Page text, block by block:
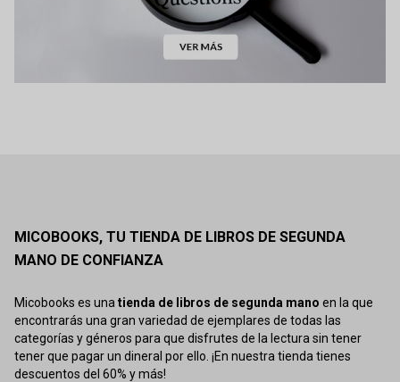
MICOBOOKS, TU TIENDA DE LIBROS DE SEGUNDA
MANO DE CONFIANZA
Micobooks es unatienda de libros de segunda mano en la que
encontrarás una gran variedad de ejemplares de todas las
categorías y géneros para que disfrutes de la lectura sin tener
tener que pagar un dineral por ello. ¡En nuestra tienda tienes
descuentos del 60% y más!